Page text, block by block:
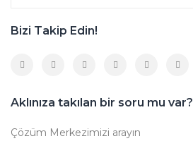
Bizi Takip Edin!
Aklınıza takılan bir soru mu var?
Çözüm Merkezimizi arayın